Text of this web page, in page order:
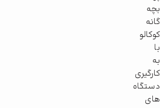
بچه
گانه
کوکالو
با
به
کارگیری
دستگاه
های